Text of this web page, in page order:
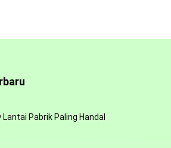
Pabrik Paling Handal